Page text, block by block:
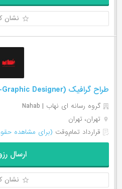
نشان
طراح گرافیک (Graphic Designer-خانم)
گروه رسانه ای نهاب | Nahab
تهران، تهران
قرارداد تمام‌وقت (برای مشاهده
ارسال
نشان